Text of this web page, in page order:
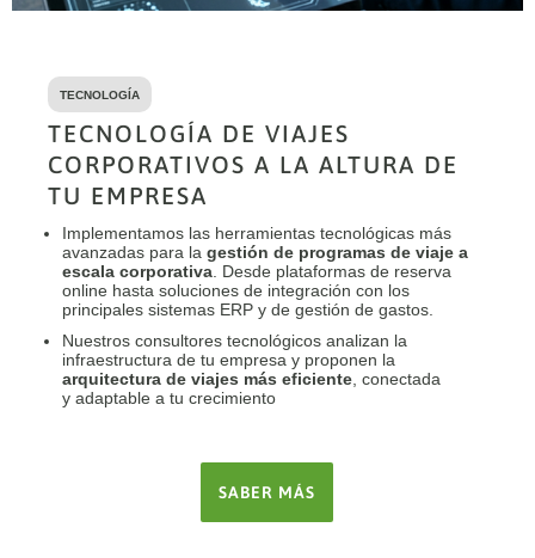
TECNOLOGÍA
TECNOLOGÍA DE VIAJES
CORPORATIVOS A LA ALTURA DE
TU EMPRESA
Implementamos las herramientas tecnológicas más
avanzadas para la gestión de programas de viaje a
escala corporativa. Desde plataformas de reserva
online hasta soluciones de integración con los
principales sistemas ERP y de gestión de gastos.
Nuestros consultores tecnológicos analizan la
infraestructura de tu empresa y proponen la
arquitectura de viajes más eficiente, conectada
y adaptable a tu crecimiento
SABER MÁS